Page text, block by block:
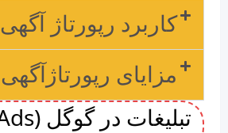
کاربرد رپورتاژ آگهی
مزایای رپورتاژآگهی
تبلیغات در گوگل (Google Ads)